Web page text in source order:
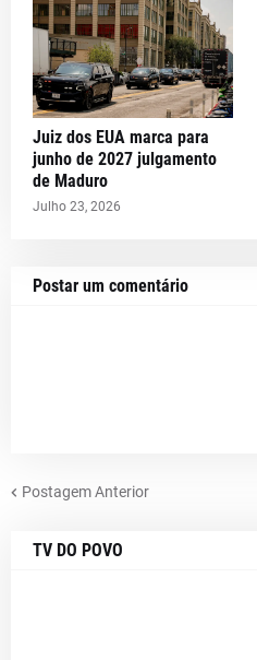
Juiz dos EUA marca para
junho de 2027 julgamento
de Maduro
Julho 23, 2026
Postar um comentário
Postagem Anterior
TV DO POVO